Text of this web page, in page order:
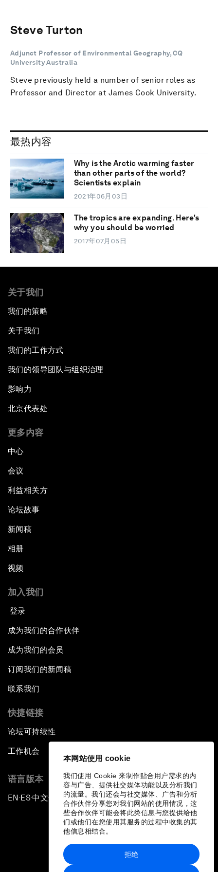
本网站使用 cookie
我们使用 Cookie 来制作贴合用户需求的内
容与广告、提供社交媒体功能以及分析我们
的流量。我们还会与社交媒体、广告和分析
合作伙伴分享您对我们网站的使用情况，这
些合作伙伴可能会将此类信息与您提供给他
们或他们在您使用其服务的过程中收集的其
他信息相结合。
拒绝
Steve Turton
Adjunct Professor of Environmental Geography, CQ
University Australia
Steve previously held a number of senior roles as
Professor and Director at James Cook University.
最热内容
Why is the Arctic warming faster
than other parts of the world?
Scientists explain
2021年06月03日
The tropics are expanding. Here's
why you should be worried
2017年07月05日
关于我们
我们的策略
关于我们
我们的工作方式
我们的领导团队与组织治理
影响力
北京代表处
更多内容
中心
会议
利益相关方
论坛故事
新闻稿
相册
视频
加入我们
登录
成为我们的合作伙伴
成为我们的会员
订阅我们的新闻稿
联系我们
快捷链接
论坛可持续性
工作机会
语言版本
EN ▪ES▪中文▪ 日本語